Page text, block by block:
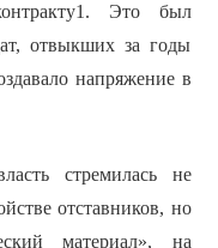
Это был
отвыкших за годы
напряжение в
стремилась не
отставников, но
материал», на